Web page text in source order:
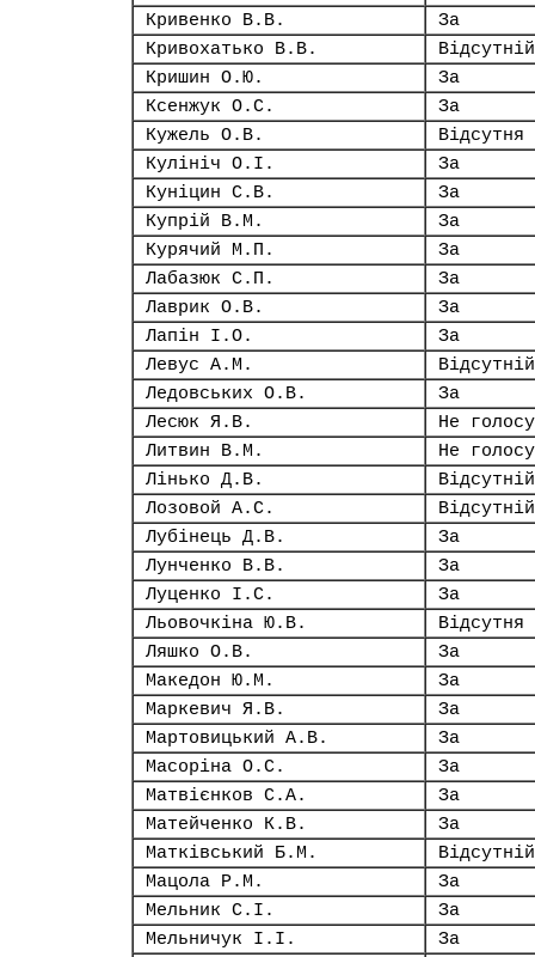
Кривенко В.В.
За
Кривохатько В.В.
Відсутній
Кришин О.Ю.
За
Ксенжук О.С.
За
Кужель О.В.
Відсутня
Кулініч О.І.
За
Куніцин С.В.
За
Купрій В.М.
За
Курячий М.П.
За
Лабазюк С.П.
За
Лаврик О.В.
За
Лапін І.О.
За
Левус А.М.
Відсутній
Ледовських О.В.
За
Лесюк Я.В.
Не
Литвин В.М.
Не
Лінько Д.В.
Відсутній
Лозовой А.С.
Відсутній
Лубінець Д.В.
За
Лунченко В.В.
За
Луценко І.С.
За
Льовочкіна Ю.В.
Відсутня
Ляшко О.В.
За
Македон Ю.М.
За
Маркевич Я.В.
За
Мартовицький А.В.
За
Масоріна О.С.
За
Матвієнков С.А.
За
Матейченко К.В.
За
Матківський Б.М.
Відсутній
Мацола Р.М.
За
Мельник С.І.
За
Мельничук І.І.
За